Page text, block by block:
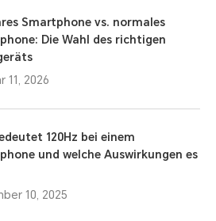
Smartphone vs. normales
Die Wahl des richtigen
11, 2026
120Hz bei einem
und welche Auswirkungen es
10, 2025